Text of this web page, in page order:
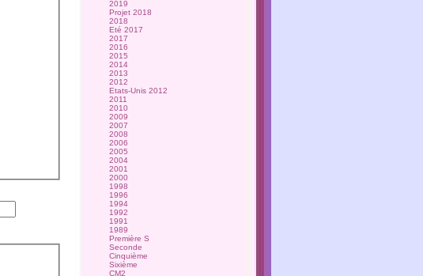
2019
Projet 2018
2018
Eté 2017
2017
2016
2015
2014
2013
2012
Etats-Unis 2012
2011
2010
2009
2007
2008
2006
2005
2004
2001
2000
1998
1996
1994
1992
1991
1989
Première S
Seconde
Cinquième
Sixième
CM2